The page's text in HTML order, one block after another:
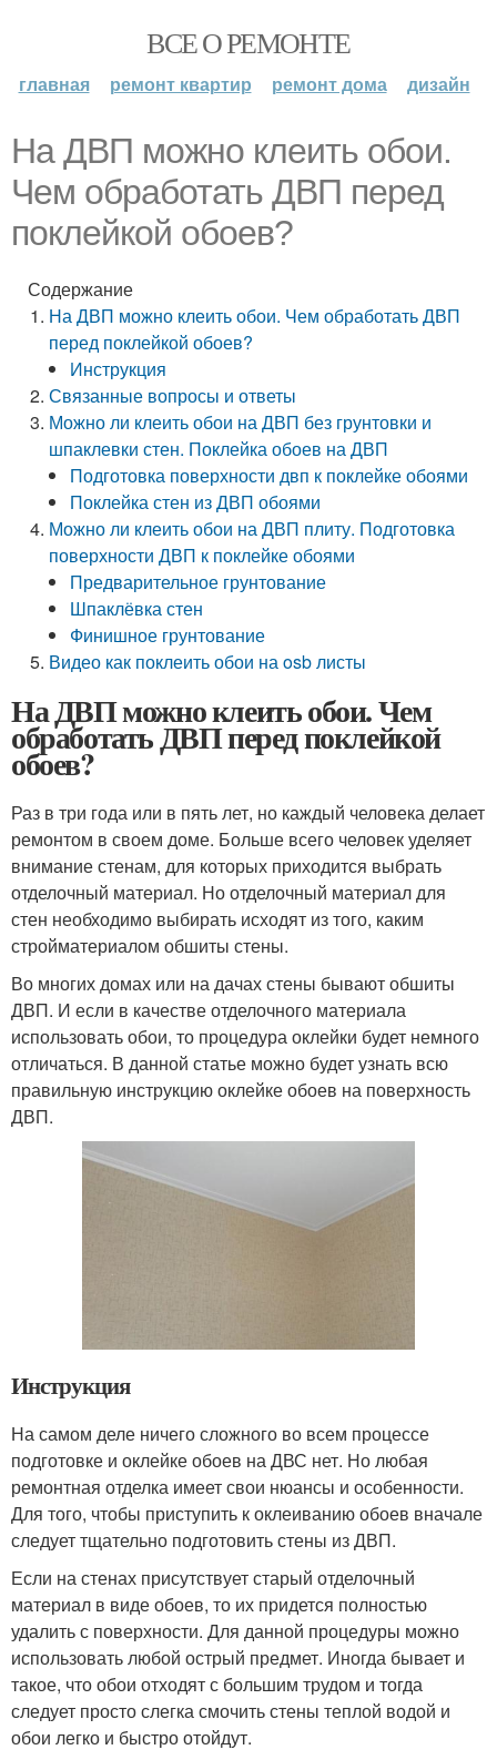
ВСЕ О РЕМОНТЕ
главная ремонт квартир ремонт дома дизайн
На ДВП можно клеить обои.
Чем обработать ДВП перед
поклейкой обоев?
Содержание
На ДВП можно клеить обои. Чем обработать ДВП
перед поклейкой обоев?
Инструкция
Связанные вопросы и ответы
Можно ли клеить обои на ДВП без грунтовки и
шпаклевки стен. Поклейка обоев на ДВП
Подготовка поверхности двп к поклейке обоями
Поклейка стен из ДВП обоями
Можно ли клеить обои на ДВП плиту. Подготовка
поверхности ДВП к поклейке обоями
Предварительное грунтование
Шпаклёвка стен
Финишное грунтование
Видео как поклеить обои на osb листы
На ДВП можно клеить обои. Чем
обработать ДВП перед поклейкой
обоев?
Раз в три года или в пять лет, но каждый человека делает
ремонтом в своем доме. Больше всего человек уделяет
внимание стенам, для которых приходится выбрать
отделочный материал. Но отделочный материал для
стен необходимо выбирать исходят из того, каким
стройматериалом обшиты стены.
Во многих домах или на дачах стены бывают обшиты
ДВП. И если в качестве отделочного материала
использовать обои, то процедура оклейки будет немного
отличаться. В данной статье можно будет узнать всю
правильную инструкцию оклейке обоев на поверхность
ДВП.
Инструкция
На самом деле ничего сложного во всем процессе
подготовке и оклейке обоев на ДВС нет. Но любая
ремонтная отделка имеет свои нюансы и особенности.
Для того, чтобы приступить к оклеиванию обоев вначале
следует тщательно подготовить стены из ДВП.
Если на стенах присутствует старый отделочный
материал в виде обоев, то их придется полностью
удалить с поверхности. Для данной процедуры можно
использовать любой острый предмет. Иногда бывает и
такое, что обои отходят с большим трудом и тогда
следует просто слегка смочить стены теплой водой и
обои легко и быстро отойдут.